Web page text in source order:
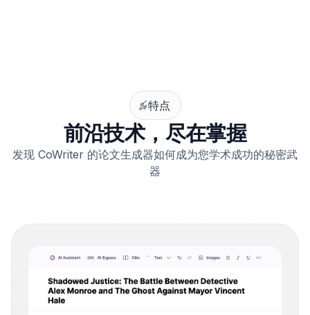
特点
前沿技术，尽在掌握
发现 CoWriter 的论文生成器如何成为您学术成功的秘密武
器